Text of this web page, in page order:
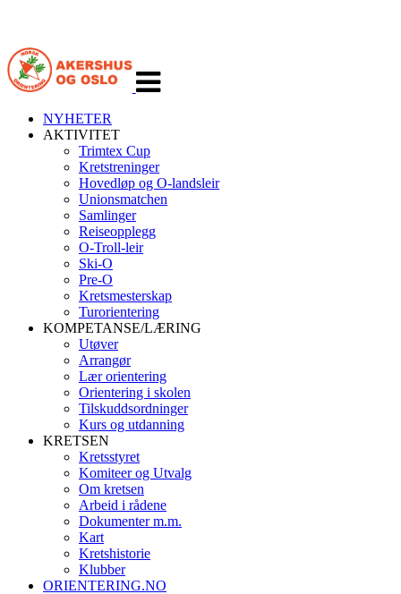
navigasjon
NYHETER
AKTIVITET
Trimtex Cup
Kretstreninger
Hovedløp og O-landsleir
Unionsmatchen
Samlinger
Reiseopplegg
O-Troll-leir
Ski-O
Pre-O
Kretsmesterskap
Turorientering
KOMPETANSE/LÆRING
Utøver
Arrangør
Lær orientering
Orientering i skolen
Tilskuddsordninger
Kurs og utdanning
KRETSEN
Kretsstyret
Komiteer og Utvalg
Om kretsen
Arbeid i rådene
Dokumenter m.m.
Kart
Kretshistorie
Klubber
ORIENTERING.NO